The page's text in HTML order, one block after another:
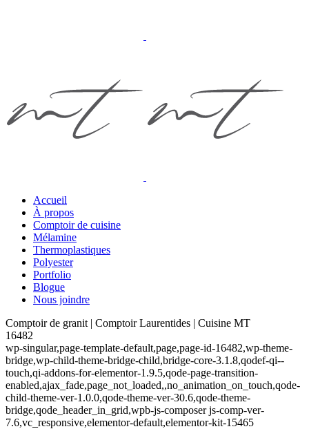
Accueil
À propos
Comptoir de cuisine
Mélamine
Thermoplastiques
Polyester
Portfolio
Blogue
Nous joindre
Comptoir de granit | Comptoir Laurentides | Cuisine MT
16482
wp-singular,page-template-default,page,page-id-16482,wp-theme-
bridge,wp-child-theme-bridge-child,bridge-core-3.1.8,qodef-qi--
touch,qi-addons-for-elementor-1.9.5,qode-page-transition-
enabled,ajax_fade,page_not_loaded,,no_animation_on_touch,qode-
child-theme-ver-1.0.0,qode-theme-ver-30.6,qode-theme-
bridge,qode_header_in_grid,wpb-js-composer js-comp-ver-
7.6,vc_responsive,elementor-default,elementor-kit-15465